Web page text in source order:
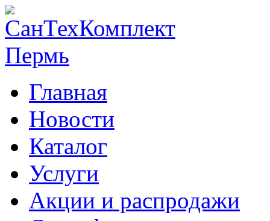
Главная
Новости
Каталог
Услуги
Акции и распродажи